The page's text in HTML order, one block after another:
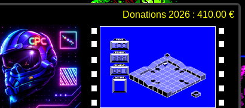
Donations 2026 : 410.00 €